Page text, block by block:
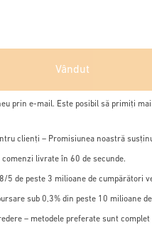
Vândut
prin e-mail. Este posibil să primiți mai
clienți – Promisiunea noastră
livrate în 60 de secunde.
5 de peste 3 milioane de cumpărători
sub 0,3% din peste 10 milioane
– metodele preferate sunt complet